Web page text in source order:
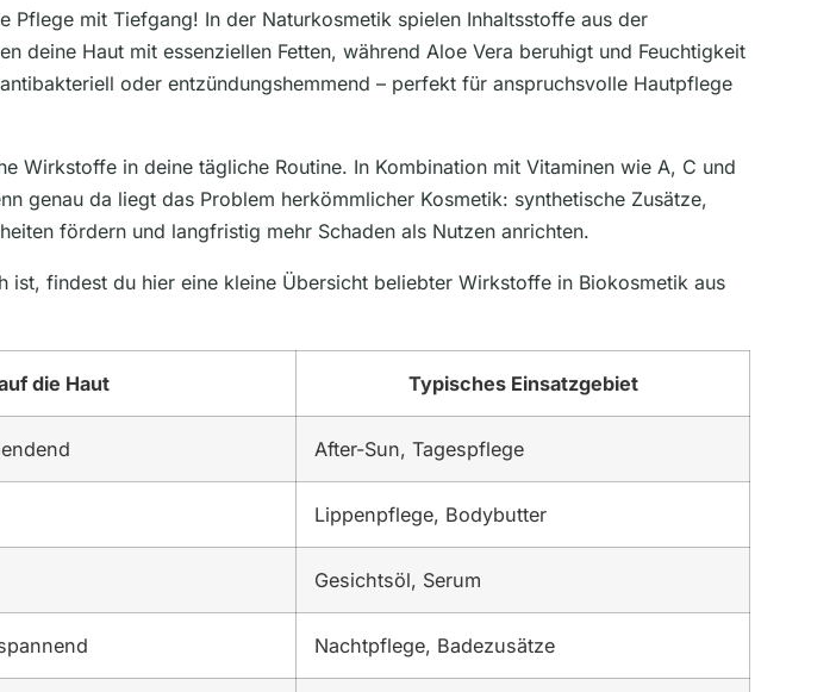
Pflege mit Tiefgang! In der Naturkosmetik spielen Inhaltsstoffe aus der
Haut mit essenziellen Fetten, während Aloe Vera beruhigt und Feuchtigkeit
oder entzündungshemmend – perfekt für anspruchsvolle Hautpflege
Wirkstoffe in deine tägliche Routine. In Kombination mit Vitaminen wie A, C und
genau da liegt das Problem herkömmlicher Kosmetik: synthetische Zusätze,
fördern und langfristig mehr Schaden als Nutzen anrichten.
findest du hier eine kleine Übersicht beliebter Wirkstoffe in Biokosmetik aus
die Haut Typisches Einsatzgebiet
After-Sun, Tagespflege
Lippenpflege, Bodybutter
Gesichtsöl, Serum
Nachtpflege, Badezusätze